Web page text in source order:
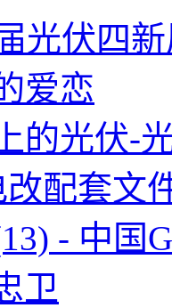
光伏四
爱恋
的光伏-
配套文
- 中国
卫